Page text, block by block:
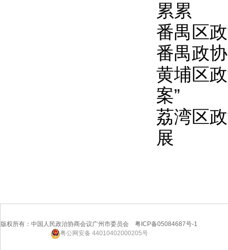
累累
番禺区
番禺政
黄埔区
案”
荔湾区
展
版权所有：中国人民政治协商会议广州市委员会 粤ICP备05084687号-1
粤公网安备 44010402000205号